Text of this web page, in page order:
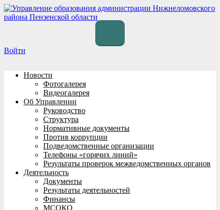
Перейти
к
Войти
Новости
Фотогалерея
Видеогалерея
Об Управлении
Руководство
Структура
Нормативные документы
Против коррупции
Подведомственные организации
Телефоны «горячих линий»
Результаты проверок межведомственных органов
Деятельность
Документы
Результаты деятельностей
Финансы
МСОКО